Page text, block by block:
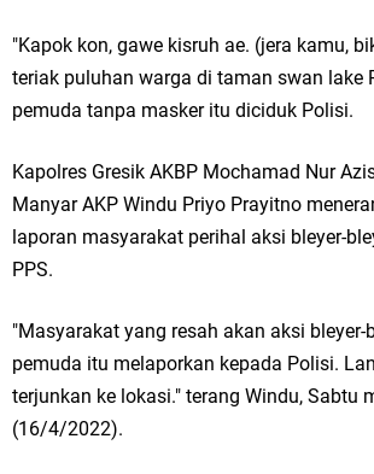
Wakil Ketua DPRD Gresik Mujid Riduan
Tahun Baru Islam 1448 H
Selamat Tahun Baru Islam 1 Muharram 1448 H:
Husnul Aqib, M.M. untuk Negeri
PDUF MUI Jatim Gelar Doa Awal Tahun Hijriah,
Reses Anggota DPRD Jabar M. Rizky di Desa
"Kapok kon, gawe kisruh ae. (jera kamu,
teriak puluhan warga di taman swan lake
pemuda tanpa masker itu diciduk Polisi.
Kapolres Gresik AKBP Mochamad Nur
Manyar AKP Windu Priyo Prayitno
laporan masyarakat perihal aksi bleyer-
PPS.
"Masyarakat yang resah akan aksi bleyer-
pemuda itu melaporkan kepada Polisi.
terjunkan ke lokasi." terang Windu, Sabtu
(16/4/2022).